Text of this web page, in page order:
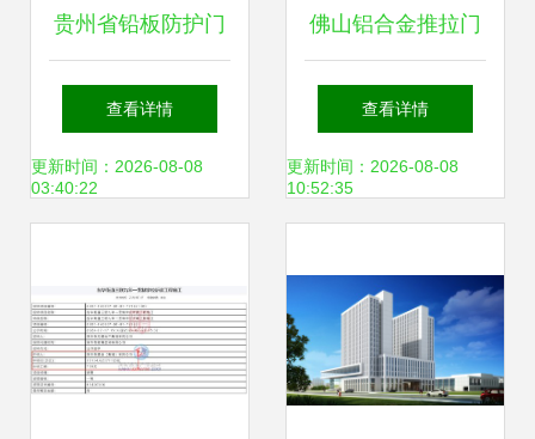
贵州省铅板防护门
防辐射子母门 高效
防辐射与金属门窗
南
查看详情
更新时间：2026-08-08
03:40:22
佛山铝合金推拉门
经久耐用，厂家直
销首选
查看详情
更新时间：2026-08-08
10:52:35